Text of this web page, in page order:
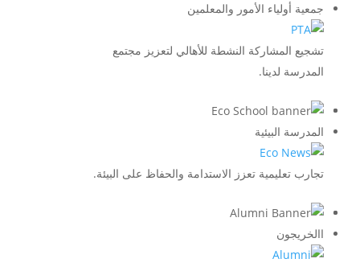
جمعية أولياء الأمور والمعلمين
تشجيع المشاركة النشطة للأهالي لتعزيز مجتمع
المدرسة لدينا.
المدرسة البيئية
تجارب تعليمية تعزز الاستدامة والحفاظ على البيئة.
االخريجون